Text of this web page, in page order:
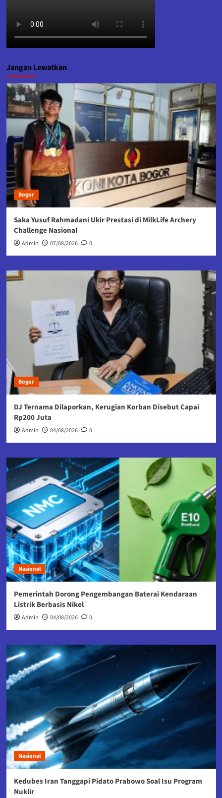
Jangan Lewatkan
Bogor
Saka Yusuf Rahmadani Ukir Prestasi di MilkLife Archery
Challenge Nasional
Admin 07/08/2026 0
Bogor
DJ Ternama Dilaporkan, Kerugian Korban Disebut Capai
Rp200 Juta
Admin 04/08/2026 0
Nasional
Pemerintah Dorong Pengembangan Baterai Kendaraan
Listrik Berbasis Nikel
Admin 04/08/2026 0
Nasional
Kedubes Iran Tanggapi Pidato Prabowo Soal Isu Program
Nuklir